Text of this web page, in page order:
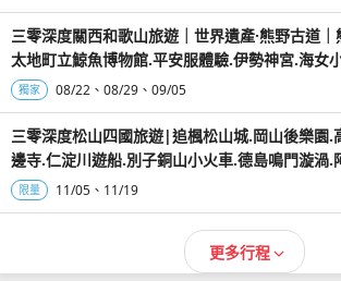
三零深度關西和歌山旅遊｜世界遺產·熊野古道
太地町立鯨魚博物館.平安服體驗.伊勢神宮.海女
獨家 08/22 08/29 09/05
三零深度松山四國旅遊|追楓松山城.岡山後樂園.
邊寺.仁淀川遊船.別子銅山小火車.德島鳴門漩渦.
日限量 11/05 11/19
更多行程